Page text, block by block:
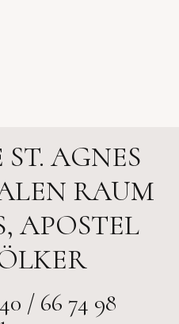
AGNES
RAUM
APOSTEL
/ 66 74 98